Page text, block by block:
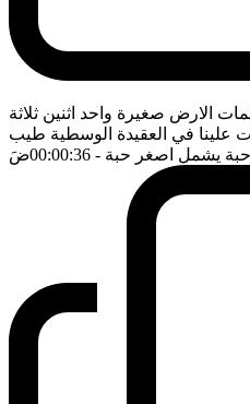
الارض صغيرة واحد اثنين ثلاثة
علينا في العقيدة الوسطية طيب
حبة يشمل اصغر حبة - 00:00:36 ضَ